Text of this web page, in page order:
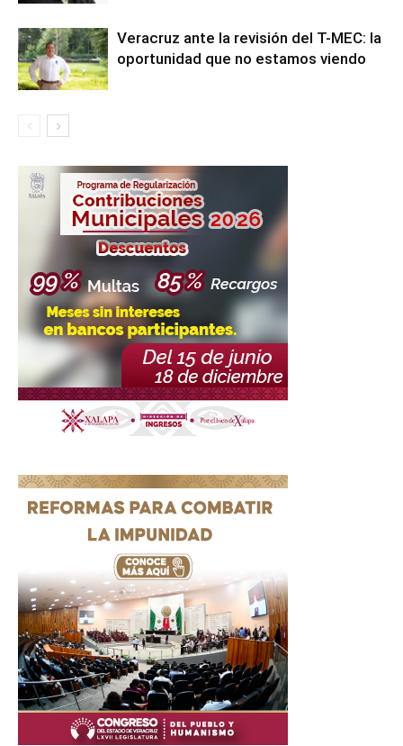
Veracruz ante la revisión del T-MEC: la
oportunidad que no estamos viendo